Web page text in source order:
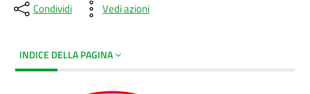
Condividi Vedi azioni
INDICE DELLA PAGINA